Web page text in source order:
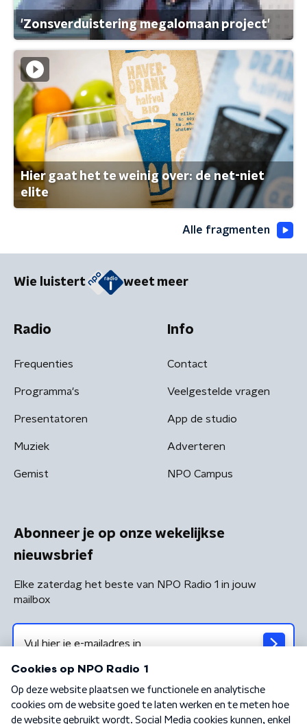
'Zonsverduistering megalomaan project'
Hier gaat het te weinig over: de net-niet
elite
Alle fragmenten
Wie luistert weet meer
Radio
Frequenties
Programma's
Presentatoren
Muziek
Gemist
Info
Contact
Veelgestelde vragen
App de studio
Adverteren
NPO Campus
Abonneer je op onze wekelijkse
nieuwsbrief
Elke zaterdag het beste van NPO Radio 1 in jouw
mailbox